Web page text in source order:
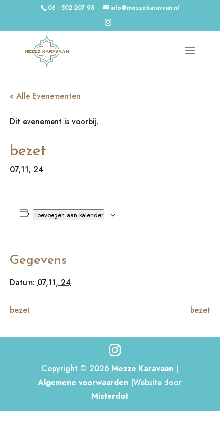
06 - 502 207 98 info@mezzekaravaan.nl
« Alle Evenementen
Dit evenement is voorbij.
bezet
07,11, 24
Toevoegen aan kalender
Gegevens
Datum: 07,11, 24
bezet bezet
Copyright © 2026Mezze Karavaan |
Algemene voorwaarden |Website door
Misterdot